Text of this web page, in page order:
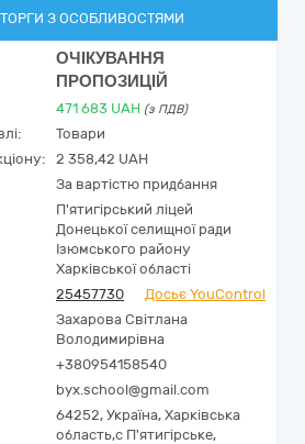
ТОРГИ З ОСОБЛИВОСТЯМИ
ОЧІКУВАННЯ
ПРОПОЗИЦІЙ
471 683 UAH (з ПДВ)
Товари
2 358,42 UAH
За вартістю придбання
П'ятигірський ліцей
Донецької селищної ради
Ізюмського району
Харківської області
25457730 Досьє YouControl
Захарова Світлана
Володимирівна
+380954158540
byx.school@gmail.com
64252, Україна, Харківська
область,с П'ятигірське,